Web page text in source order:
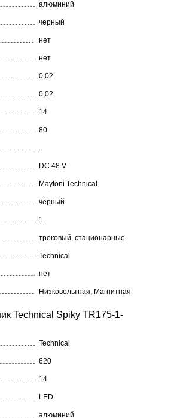
алюминий
черный
нет
нет
0,02
0,02
14
80
DC 48 V
Maytoni Technical
чёрный
1
трековый, стационарные
Technical
нет
Низковольтная, Магнитная
Technical Spiky TR175-1-
Technical
620
14
LED
алюминий